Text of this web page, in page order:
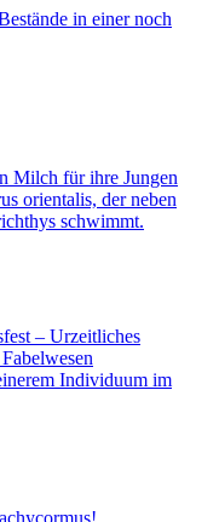
in einer noch
Milch für ihre Jungen
– Urzeitliches